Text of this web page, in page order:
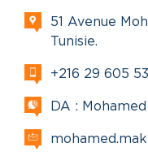
51 Avenue
Tunisie.
+216 29 605
DA :